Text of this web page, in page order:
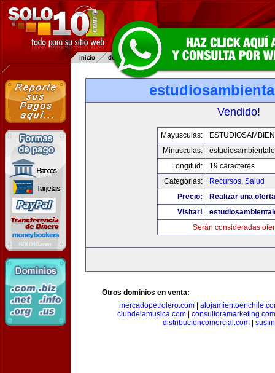
Vendido!
Mayusculas:
Minusculas:
Longitud:
19 caracteres
Categorias:
Recursos, Salud
Precio:
Realizar una
Visitar!
Serán consideradas
Otros dominios en venta:
mercadopetrolero.com|
clubdelamusica.com
consultoramarketing.com
distribucioncomercial.com